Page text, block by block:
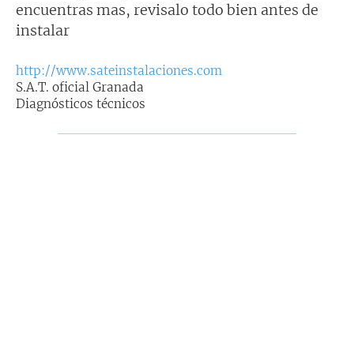
a
j
e
encuentras mas, revisalo todo bien antes de
instalar
http://www.sateinstalaciones.com
S.A.T. oficial Granada
Diagnósticos técnicos